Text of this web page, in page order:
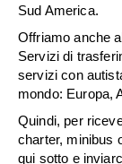
Sud America.
Offriamo anche
Servizi di
servizi con
mondo: Europa,
Quindi, per
charter, minibus
qui sotto e